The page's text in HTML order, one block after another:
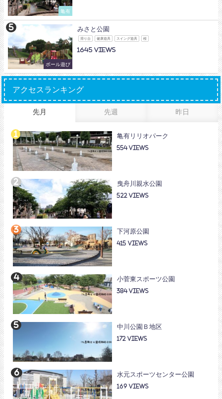
亀有
ボール遊び
みさと公園
滑り台 健康遊具 スイング遊具 桜
1645
アクセスランキング
先月 先週 昨日
亀有リリオパーク
554
曳舟川親水公園
522
下河原公園
415
小菅東スポーツ公園
384
中川公園Ｂ地区
172
水元スポーツセンター公園
169